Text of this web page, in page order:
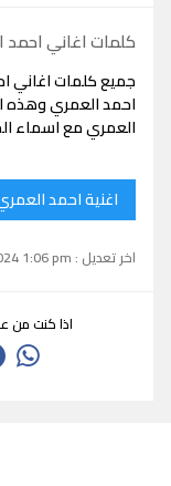
كلمات اغاني احمد
جميع كلمات اغاني
احمد العمري وهذه
العمري مع اسماء
اغنية احمد
اخر تعديل : September 15, 2024 1:06 pm
اذا كنت من